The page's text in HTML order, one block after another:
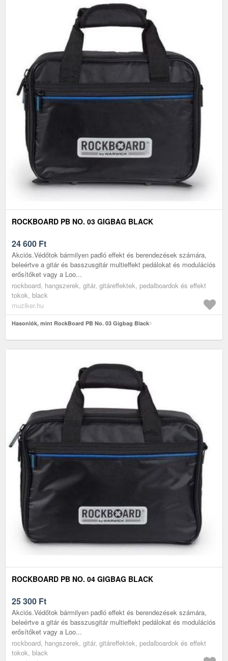
ROCKBOARD PB NO. 03 GIGBAG BLACK
24 600 Ft
Akciós.Védőtok bármilyen padló effekt és berendezések számára,
beleértve a gitár és basszusgitár multieffekt pedálokat és modulációs
erősítőket vagy a Loo...
rockboard, hangszerek, gitár, gitáreffektek, pedalboardok és effekt
tokok, black
muziker.hu
Hasonlók, mint RockBoard PB No. 03 Gigbag Black
ROCKBOARD PB NO. 04 GIGBAG BLACK
25 300 Ft
Akciós.Védőtok bármilyen padló effekt és berendezések számára,
beleértve a gitár és basszusgitár multieffekt pedálokat és modulációs
erősítőket vagy a Loo...
rockboard, hangszerek, gitár, gitáreffektek, pedalboardok és effekt
tokok, black